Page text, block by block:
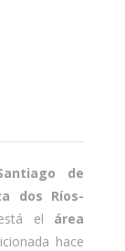
de
dos Ríos-
el área
hace